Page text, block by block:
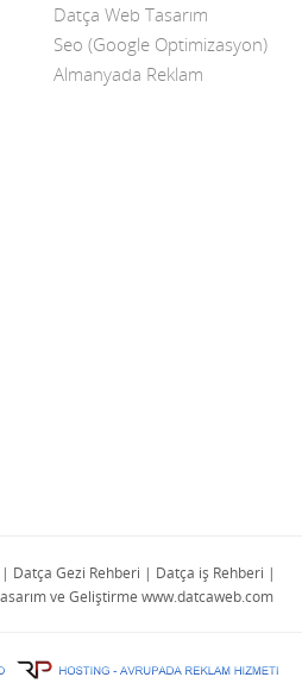
Datça Web Tasarım
Seo (Google Optimizasyon)
Almanyada Reklam
Datça Gezi Rehberi | Datça iş Rehberi |
ve Geliştirme www.datcaweb.com